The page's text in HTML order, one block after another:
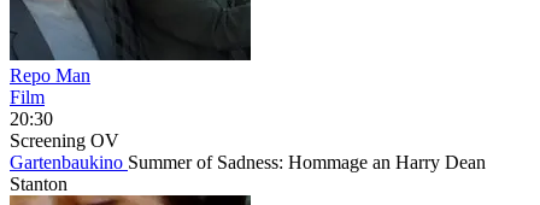
Repo Man
Film
20:30
Screening OV
Gartenbaukino Summer of Sadness: Hommage an Harry Dean
Stanton